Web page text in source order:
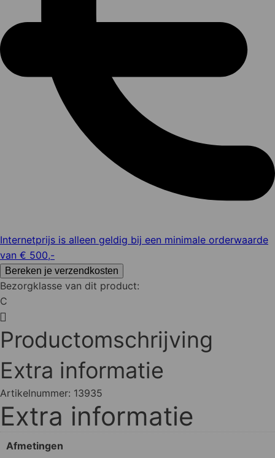
Internetprijs is alleen geldig bij een minimale orderwaarde
van € 500,-
Bereken je verzendkosten
Bezorgklasse van dit product:
C
Productomschrijving
Extra informatie
Artikelnummer: 13935
Extra informatie
Afmetingen